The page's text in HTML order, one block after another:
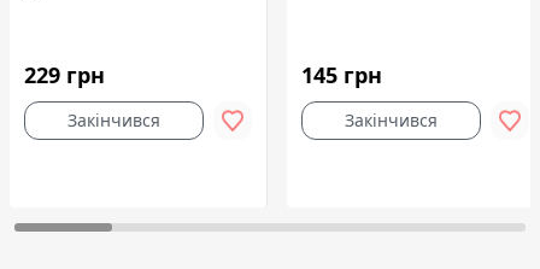
229 грн
Закінчився
145 грн
Закінчився